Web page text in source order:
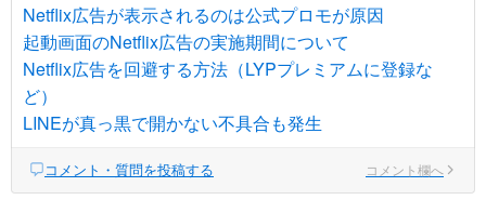
Netflix広告が表示されるのは公式プロモが原因
起動画面のNetflix広告の実施期間について
Netflix広告を回避する方法（LYPプレミアムに登録な
ど）
LINEが真っ黒で開かない不具合も発生
コメント・質問を投稿する コメント欄へ